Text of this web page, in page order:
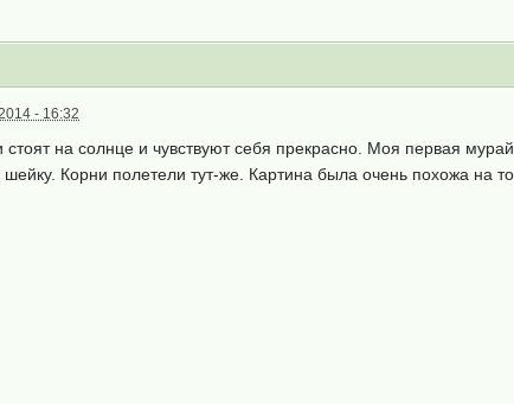
- 16:32
на солнце и чувствуют себя прекрасно. Моя первая
Корни полетели тут-же. Картина была очень похожа на